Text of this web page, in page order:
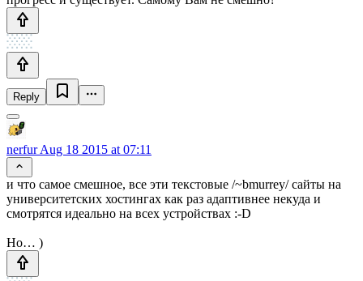
Reply
nerfurAug 18 2015 at 07:11
и что самое смешное, все эти текстовые /~bmurrey/ сайты на
университетских хостингах как раз адаптивнее некуда и
смотрятся идеально на всех устройствах :-D
Но… )